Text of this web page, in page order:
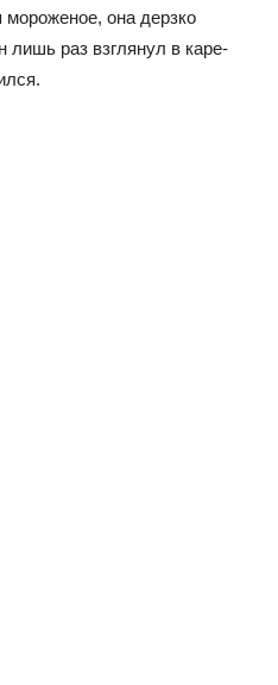
она дерзко
раз взглянул в каре-